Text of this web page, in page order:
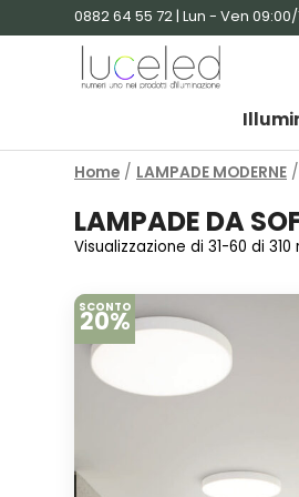
0882 64 55 72 | Lun - Ven 09:00/
Home / LAMPADE MODERNE /
LAMPADE DA
Visualizzazione di 31-60 di
SCONTO
20%